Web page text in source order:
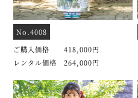
No.4008
ご購入価格 418,000円
レンタル価格 264,000円